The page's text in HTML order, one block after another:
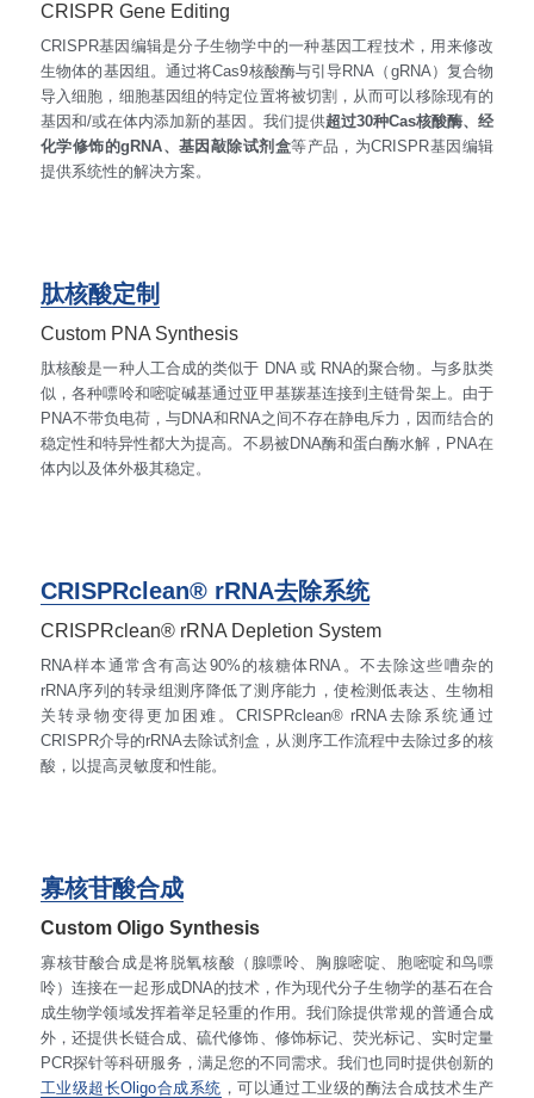
CRISPR Gene Editing
CRISPR基因编辑是分子生物学中的一种基因工程技术，用来修改
生物体的基因组。通过将Cas9核酸酶与引导RNA（gRNA）复合物
导入细胞，细胞基因组的特定位置将被切割，从而可以移除现有的
基因和/或在体内添加新的基因。我们提供超过30种Cas核酸酶、经
化学修饰的gRNA、基因敲除试剂盒等产品，为CRISPR基因编辑
提供系统性的解决方案。
肽核酸定制
Custom PNA Synthesis
肽核酸是一种人工合成的类似于 DNA 或 RNA的聚合物。与多肽类
似，各种嘌呤和嘧啶碱基通过亚甲基羰基连接到主链骨架上。由于
PNA不带负电荷，与DNA和RNA之间不存在静电斥力，因而结合的
稳定性和特异性都大为提高。不易被DNA酶和蛋白酶水解，PNA在
体内以及体外极其稳定。
CRISPRclean® rRNA去除系统
CRISPRclean® rRNA Depletion System
RNA样本通常含有高达90%的核糖体RNA。不去除这些嘈杂的
rRNA序列的转录组测序降低了测序能力，使检测低表达、生物相
关转录物变得更加困难。CRISPRclean® rRNA去除系统通过
CRISPR介导的rRNA去除试剂盒，从测序工作流程中去除过多的核
酸，以提高灵敏度和性能。
寡核苷酸合成
Custom Oligo Synthesis
寡核苷酸合成是将脱氧核酸（腺嘌呤、胸腺嘧啶、胞嘧啶和鸟嘌
呤）连接在一起形成DNA的技术，作为现代分子生物学的基石在合
成生物学领域发挥着举足轻重的作用。我们除提供常规的普通合成
外，还提供长链合成、硫代修饰、修饰标记、荧光标记、实时定量
PCR探针等科研服务，满足您的不同需求。我们也同时提供创新的
工业级超长Oligo合成系统 ，可以通过工业级的酶法合成技术生产